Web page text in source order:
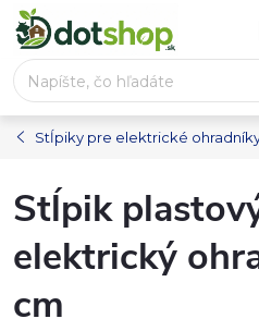
Prejsť
na
obsah
Stĺpiky pre elektrické
Stĺpik
elektrický
cm